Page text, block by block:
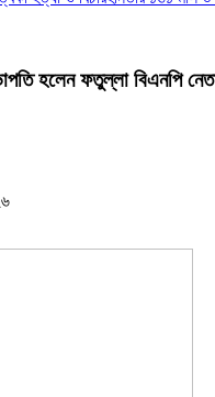
হলেন ফতুল্লা বিএনপি